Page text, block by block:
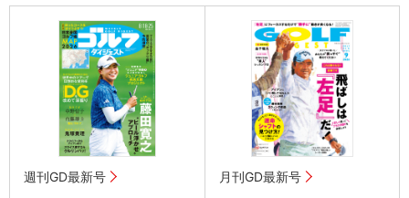
週刊GD最新号 月刊GD最新号